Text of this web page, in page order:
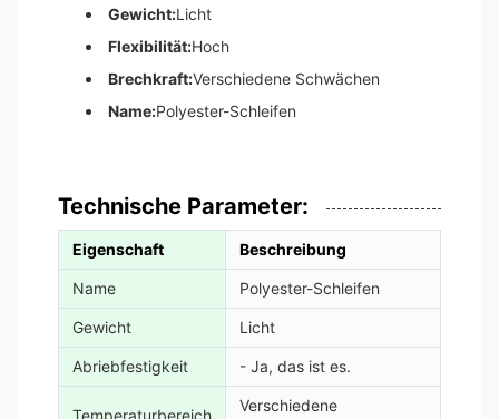
Gewicht:Licht
Flexibilität:Hoch
Brechkraft:Verschiedene Schwächen
Name:Polyester-Schleifen
Technische Parameter:
Eigenschaft Beschreibung
Name Polyester-Schleifen
Gewicht Licht
Abriebfestigkeit - Ja, das ist es.
Temperaturbereich
Verschiedene